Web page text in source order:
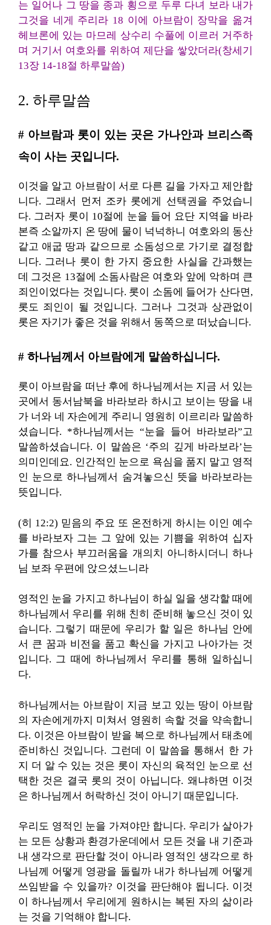
는 일어나 그 땅을 종과 횡으로 두루 다녀 보라 내가
그것을 네게 주리라 18 이에 아브람이 장막을 옮겨
헤브론에 있는 마므레 상수리 수풀에 이르러 거주하
며 거기서 여호와를 위하여 제단을 쌓았더라(창세기
13장 14-18절 하루말씀)
2. 하루말씀
# 아브람과 롯이 있는 곳은 가나안과 브리스족
속이 사는 곳입니다.
이것을 알고 아브람이 서로 다른 길을 가자고 제안합
니다. 그래서 먼저 조카 롯에게 선택권을 주었습니
다. 그러자 롯이 10절에 눈을 들어 요단 지역을 바라
본즉 소알까지 온 땅에 물이 넉넉하니 여호와의 동산
같고 애굽 땅과 같으므로 소돔성으로 가기로 결정합
니다. 그러나 롯이 한 가지 중요한 사실을 간과했는
데 그것은 13절에 소돔사람은 여호와 앞에 악하며 큰
죄인이었다는 것입니다. 롯이 소돔에 들어가 산다면,
롯도 죄인이 될 것입니다. 그러나 그것과 상관없이
롯은 자기가 좋은 것을 위해서 동쪽으로 떠났습니다.
# 하나님께서 아브람에게 말씀하십니다.
롯이 아브람을 떠난 후에 하나님께서는 지금 서 있는
곳에서 동서남북을 바라보라 하시고 보이는 땅을 내
가 너와 네 자손에게 주리니 영원히 이르리라 말씀하
셨습니다. *하나님께서는 “눈을 들어 바라보라”고
말씀하셨습니다. 이 말씀은 ‘주의 깊게 바라보라’는
의미인데요. 인간적인 눈으로 욕심을 품지 말고 영적
인 눈으로 하나님께서 숨겨놓으신 뜻을 바라보라는
뜻입니다.
(히 12:2) 믿음의 주요 또 온전하게 하시는 이인 예수
를 바라보자 그는 그 앞에 있는 기쁨을 위하여 십자
가를 참으사 부끄러움을 개의치 아니하시더니 하나
님 보좌 우편에 앉으셨느니라
영적인 눈을 가지고 하나님이 하실 일을 생각할 때에
하나님께서 우리를 위해 친히 준비해 놓으신 것이 있
습니다. 그렇기 때문에 우리가 할 일은 하나님 안에
서 큰 꿈과 비전을 품고 확신을 가지고 나아가는 것
입니다. 그 때에 하나님께서 우리를 통해 일하십니
다.
하나님께서는 아브람이 지금 보고 있는 땅이 아브람
의 자손에게까지 미쳐서 영원히 속할 것을 약속합니
다. 이것은 아브람이 받을 복으로 하나님께서 태초에
준비하신 것입니다. 그런데 이 말씀을 통해서 한 가
지 더 알 수 있는 것은 롯이 자신의 육적인 눈으로 선
택한 것은 결국 롯의 것이 아닙니다. 왜냐하면 이것
은 하나님께서 허락하신 것이 아니기 때문입니다.
우리도 영적인 눈을 가져야만 합니다. 우리가 살아가
는 모든 상황과 환경가운데에서 모든 것을 내 기준과
내 생각으로 판단할 것이 아니라 영적인 생각으로 하
나님께 어떻게 영광을 돌릴까 내가 하나님께 어떻게
쓰임받을 수 있을까? 이것을 판단해야 됩니다. 이것
이 하나님께서 우리에게 원하시는 복된 자의 삶이라
는 것을 기억해야 합니다.